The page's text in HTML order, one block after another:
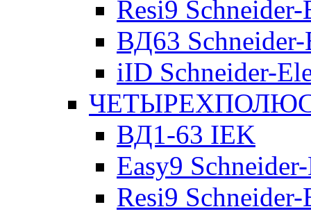
Resi9
ВД63
iID Schneider-
ВД1-63 IEK
Easy9
Resi9